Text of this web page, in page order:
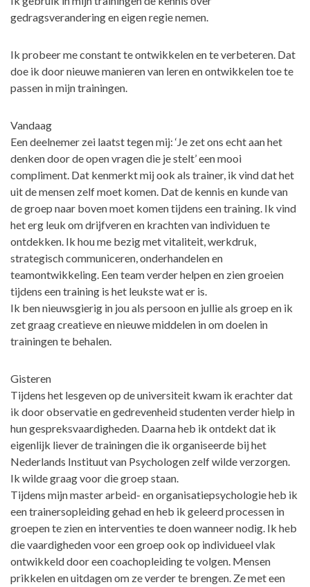
gedragsverandering en eigen regie nemen.
Ik probeer me constant te ontwikkelen en te verbeteren. Dat
doe ik door nieuwe manieren van leren en ontwikkelen toe te
passen in mijn trainingen.
Vandaag
Een deelnemer zei laatst tegen mij: ‘Je zet ons echt aan het
denken door de open vragen die je stelt’ een mooi
compliment. Dat kenmerkt mij ook als trainer, ik vind dat het
uit de mensen zelf moet komen. Dat de kennis en kunde van
de groep naar boven moet komen tijdens een training. Ik vind
het erg leuk om drijfveren en krachten van individuen te
ontdekken. Ik hou me bezig met vitaliteit, werkdruk,
strategisch communiceren, onderhandelen en
teamontwikkeling. Een team verder helpen en zien groeien
tijdens een training is het leukste wat er is.
Ik ben nieuwsgierig in jou als persoon en jullie als groep en ik
zet graag creatieve en nieuwe middelen in om doelen in
trainingen te behalen.
Gisteren
Tijdens het lesgeven op de universiteit kwam ik erachter dat
ik door observatie en gedrevenheid studenten verder hielp in
hun gespreksvaardigheden. Daarna heb ik ontdekt dat ik
eigenlijk liever de trainingen die ik organiseerde bij het
Nederlands Instituut van Psychologen zelf wilde verzorgen.
Ik wilde graag voor die groep staan.
Tijdens mijn master arbeid- en organisatiepsychologie heb ik
een trainersopleiding gehad en heb ik geleerd processen in
groepen te zien en interventies te doen wanneer nodig. Ik heb
die vaardigheden voor een groep ook op individueel vlak
ontwikkeld door een coachopleiding te volgen. Mensen
prikkelen en uitdagen om ze verder te brengen. Ze met een